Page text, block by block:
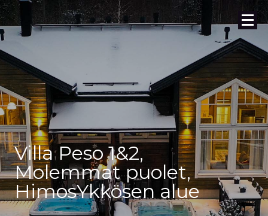
Villa Peso 1&2,
Molemmat puolet,
HimosYkkösen alue